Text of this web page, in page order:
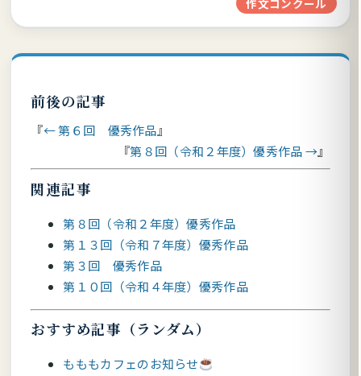
前後の記事
← 第６回 優秀作品
第８回（令和２年度）優秀作品 →
関連記事
第８回（令和２年度）優秀作品
第１３回（令和７年度）優秀作品
第３回 優秀作品
第１０回（令和４年度）優秀作品
おすすめ記事（ランダム）
もももカフェのお知らせ